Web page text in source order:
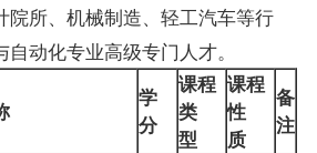
院所、机械制造、轻工汽车等行
动化专业高级专门人才。
学
分
课程
类
型
课程
性
质
备
注